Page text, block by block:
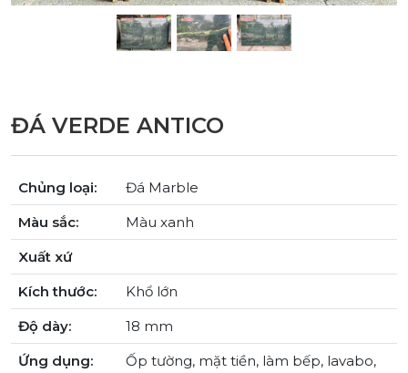
ĐÁ VERDE ANTICO
Chủng loại:
Đá Marble
Màu sắc:
Màu xanh
Xuất xứ
Kích thước:
Khổ lớn
Độ dày:
18 mm
Ứng dụng:
Ốp tường, mặt tiền, làm bếp, lavabo,